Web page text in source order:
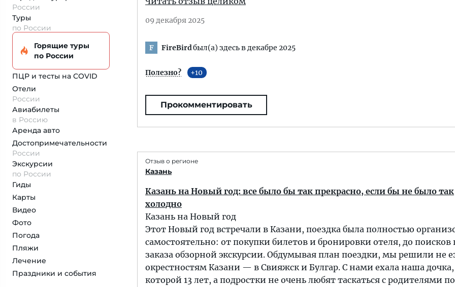
России
Туры
по России
Горящие туры
по России
ПЦР и тесты на COVID
Отели
России
Авиабилеты
в Россию
Аренда авто
Достопримеча­тельности
России
Экскурсии
по России
Гиды
Карты
Видео
Фото
Погода
Пляжи
Лечение
Праздники и события
09 декабря 2025
F FireBirdбыл(а) здесь в декабре 2025
Полезно? 10
Прокомментировать
Отзыв о регионе
Казань
Казань на Новый год: все было бы так прекрасно, если бы не было так
холодно
Казань на Новый год
Этот Новый год встречали в Казани, поездка была полностью
самостоятельно: от покупки билетов и бронировки отеля, до поисков
заказа обзорной экскурсии. Обдумывая план поездки, мы решили не
окрестностям Казани — в Свияжск и Булгар. С нами ехала наша дочка,
которой 13 лет, а подростки не очень любят таскаться с родителями по